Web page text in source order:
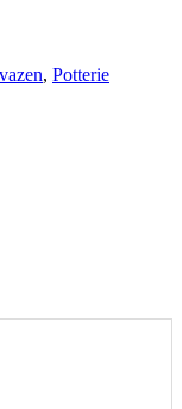
, Potterie